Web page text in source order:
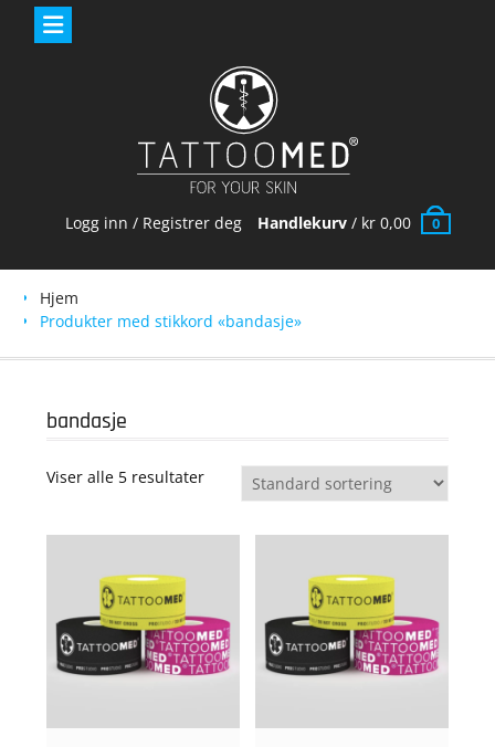
Logg inn / Registrer deg Handlekurv/ kr0,00 0
Hjem
Produkter med stikkord «bandasje»
bandasje
Viser alle 5 resultater